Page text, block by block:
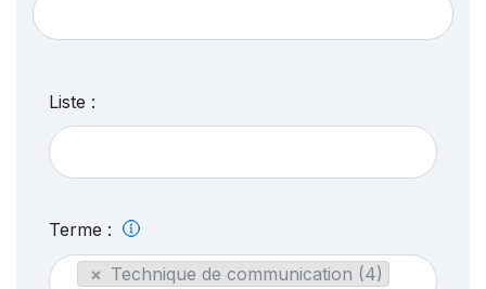
Liste :
Terme :
× Technique de communication (4)